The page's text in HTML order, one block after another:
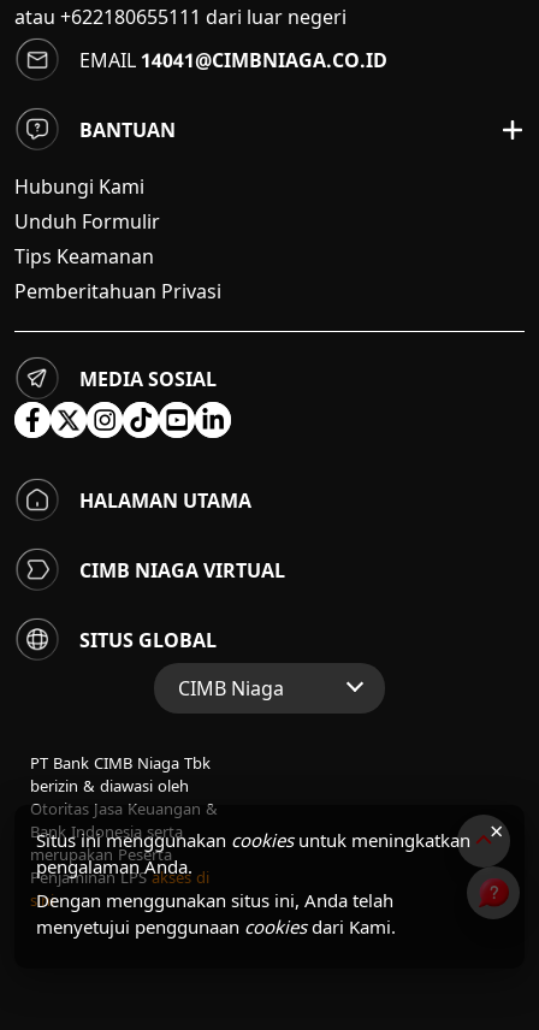
×
Situs ini menggunakan cookiesuntuk meningkatkan
pengalaman Anda.
Dengan menggunakan situs ini, Anda telah
menyetujui penggunaan cookiesdari Kami.
atau +622180655111 dari luar negeri
EMAIL 14041@CIMBNIAGA.CO.ID
BANTUAN
Hubungi Kami
Unduh Formulir
Tips Keamanan
Pemberitahuan Privasi
MEDIA SOSIAL
HALAMAN UTAMA
CIMB NIAGA VIRTUAL
SITUS GLOBAL
CIMB Niaga
Perbankan Konsumen
Perbankan Syariah
PT Bank CIMB Niaga Tbk
berizin & diawasi oleh
Otoritas Jasa Keuangan &
Bank Indonesia serta
merupakan Peserta
Penjaminan LPSakses di
sini